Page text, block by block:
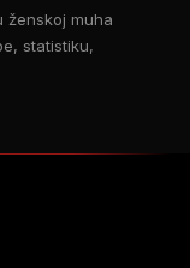
ženskoj muha
statistiku,